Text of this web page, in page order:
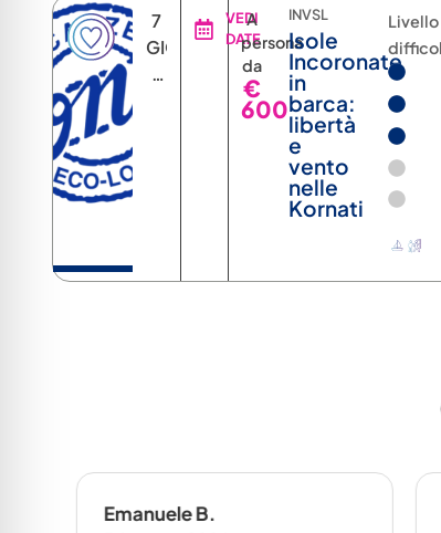
7
GIORNI
6
VEDI
DATE
A
persona
da
€
600
INVSL
Isole
Incoronate
in
barca:
libertà
e
vento
nelle
Kornati
Livello
Emanuele B.